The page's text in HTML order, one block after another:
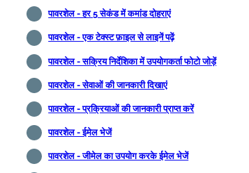
पावरशेल - हर 5 सेकंड में कमांड दोहराएं
पावरशेल - एक टेक्स्ट फ़ाइल से लाइनें पढ़ें
पावरशेल - सक्रिय निर्देशिका में उपयोगकर्ता फोटो जोड़ें
पावरशेल - सेवाओं की जानकारी दिखाएं
पावरशेल - प्रक्रियाओं की जानकारी प्राप्त करें
पावरशेल - ईमेल भेजें
पावरशेल - जीमेल का उपयोग करके ईमेल भेजें